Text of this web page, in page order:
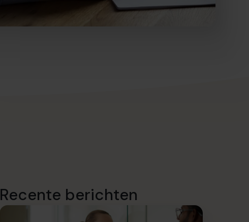
Recente berichten